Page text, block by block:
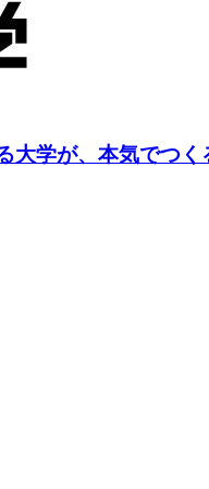
大学が、本気でつく